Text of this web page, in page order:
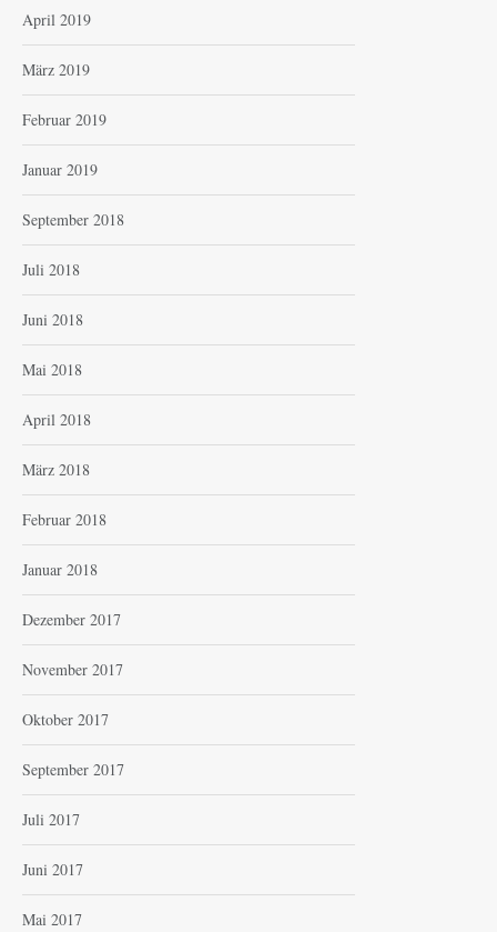
April 2019
März 2019
Februar 2019
Januar 2019
September 2018
Juli 2018
Juni 2018
Mai 2018
April 2018
März 2018
Februar 2018
Januar 2018
Dezember 2017
November 2017
Oktober 2017
September 2017
Juli 2017
Juni 2017
Mai 2017